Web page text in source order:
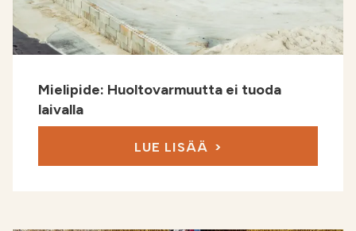
Mielipide: Huoltovarmuutta ei tuoda
laivalla
LUE LISÄÄ